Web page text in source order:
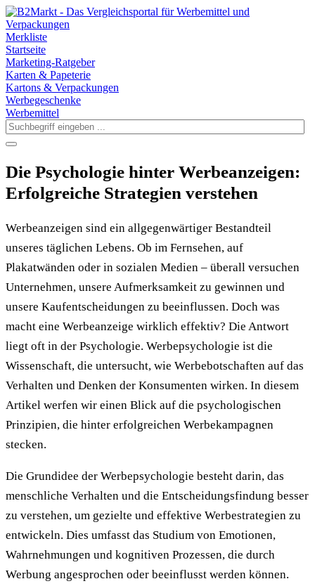
Merkliste
Startseite
Marketing-Ratgeber
Karten & Papeterie
Kartons & Verpackungen
Werbegeschenke
Werbemittel
Die Psychologie hinter Werbeanzeigen:
Erfolgreiche Strategien verstehen
Werbeanzeigen sind ein allgegenwärtiger Bestandteil
unseres täglichen Lebens. Ob im Fernsehen, auf
Plakatwänden oder in sozialen Medien – überall versuchen
Unternehmen, unsere Aufmerksamkeit zu gewinnen und
unsere Kaufentscheidungen zu beeinflussen. Doch was
macht eine Werbeanzeige wirklich effektiv? Die Antwort
liegt oft in der Psychologie. Werbepsychologie ist die
Wissenschaft, die untersucht, wie Werbebotschaften auf das
Verhalten und Denken der Konsumenten wirken. In diesem
Artikel werfen wir einen Blick auf die psychologischen
Prinzipien, die hinter erfolgreichen Werbekampagnen
stecken.
Die Grundidee der Werbepsychologie besteht darin, das
menschliche Verhalten und die Entscheidungsfindung besser
zu verstehen, um gezielte und effektive Werbestrategien zu
entwickeln. Dies umfasst das Studium von Emotionen,
Wahrnehmungen und kognitiven Prozessen, die durch
Werbung angesprochen oder beeinflusst werden können.